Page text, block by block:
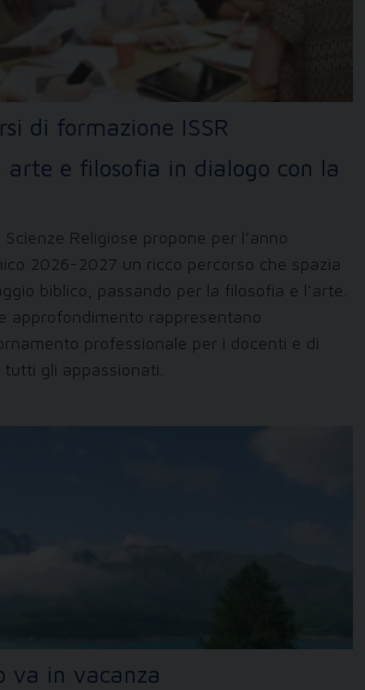
di formazione ISSR
arte e filosofia in dialogo con la
Religiose propone per l’anno
2026-2027 un ricco percorso che spazia
biblico, passando per la filosofia e l’arte.
approfondimento rappresentano
professionale per i docenti e di
gli appassionati.
va in vacanza